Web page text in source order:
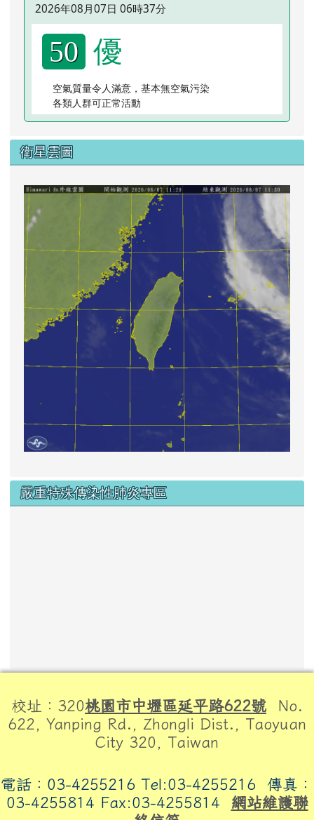
2026年08月07日 06時37分
50 優
空氣質量令人滿意，基本無空氣污染
各類人群可正常活動
衛星雲圖
link
嚴重特殊傳染性肺炎專區
校址：320桃園市中壢區延平路622號 No.
622, Yanping Rd., Zhongli Dist., Taoyuan
City 320, Taiwan
電話：03-4255216 Tel:03-4255216 傳真：
03-4255814 Fax:03-4255814 網站維護聯